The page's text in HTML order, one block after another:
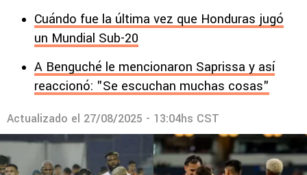
Cuándo fue la última vez que Honduras jugó
un Mundial Sub-20
A Benguché le mencionaron Saprissa y así
reaccionó: "Se escuchan muchas cosas"
Actualizado el 27/08/2025 - 13:04hs CST